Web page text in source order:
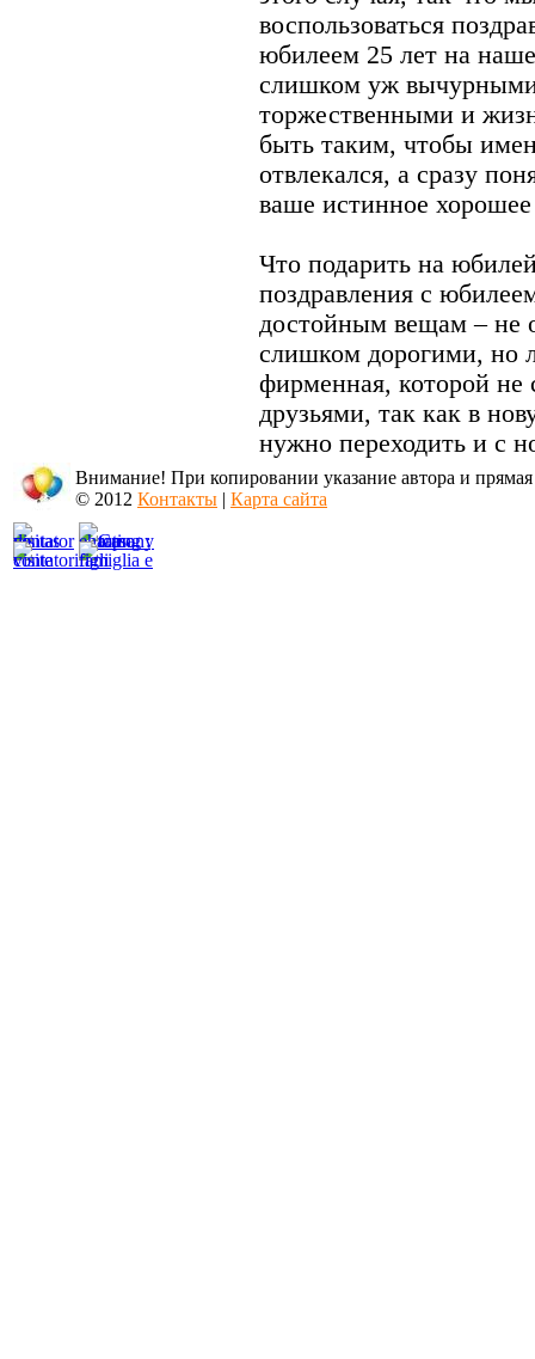
воспользоваться
юбилеем 25 лет на
слишком уж
торжественными и
быть таким, чтобы
отвлекался, а сразу
ваше истинное
Что подарить на
поздравления с
достойным вещам – не
слишком дорогими, но
фирменная, которой не
друзьями, так как в
нужно переходить и с
Внимание! При копировании указание автора и
© 2012 Контакты | Карта сайта